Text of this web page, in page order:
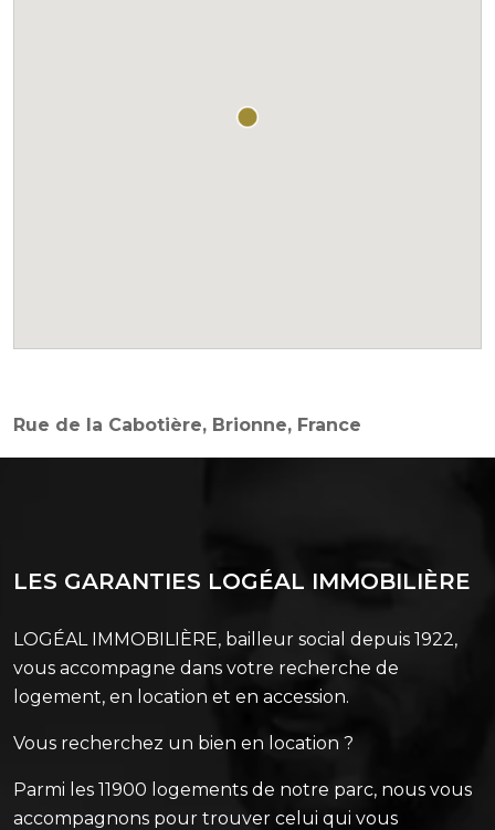
Rue de la Cabotière, Brionne, France
LES GARANTIES LOGÉAL IMMOBILIÈRE
LOGÉAL IMMOBILIÈRE, bailleur social depuis 1922,
vous accompagne dans votre recherche de
logement, en location et en accession.
Vous recherchez un bien en location ?
Parmi les 11900 logements de notre parc, nous vous
accompagnons pour trouver celui qui vous